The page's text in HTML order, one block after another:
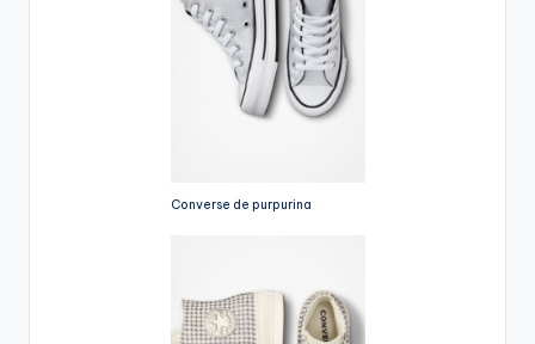
Converse de purpurina